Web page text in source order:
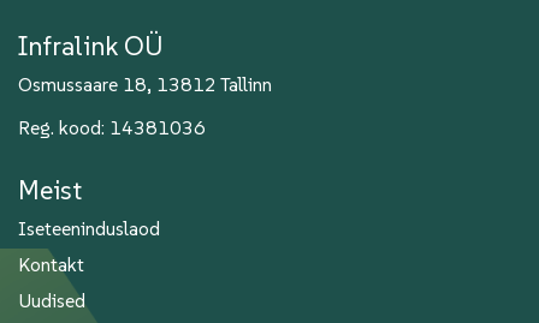
Infralink OÜ
Osmussaare 18, 13812 Tallinn
Reg. kood: 14381036
Meist
Iseteeninduslaod
Kontakt
Uudised